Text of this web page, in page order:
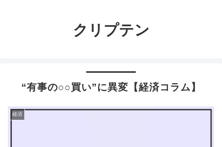
クリプテン
“有事の○○買い”に異変【経済コラム】
経済